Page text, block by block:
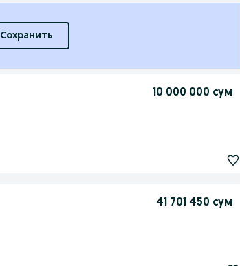
Сохранить
10 000 000 сум
41 701 450 сум